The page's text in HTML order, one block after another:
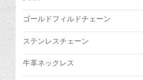
ゴールドフィルドチェーン
ステンレスチェーン
牛革ネックレス